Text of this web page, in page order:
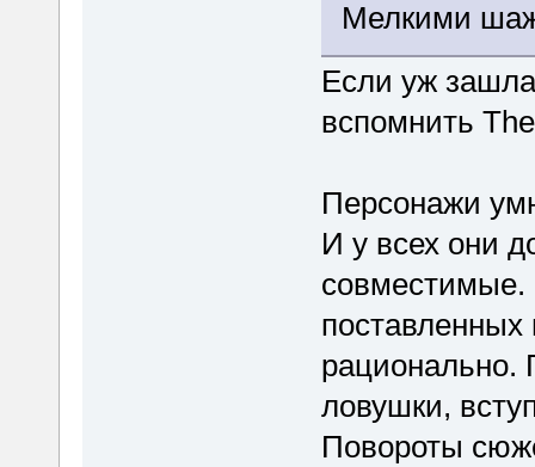
Мелкими
Если уж
вспомнить
Персонажи
И у всех они
совместимые.
поставленных
рационально.
ловушки,
Повороты